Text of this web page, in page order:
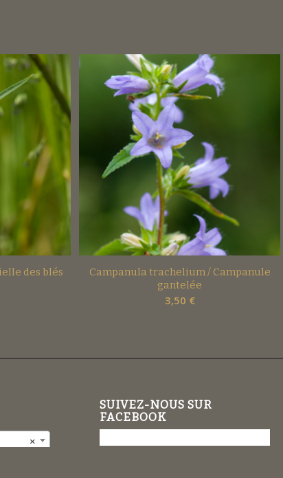
des blés
Campanula trachelium / Campanule
gantelée
3,50 €
×
SUIVEZ-NOUS SUR
FACEBOOK